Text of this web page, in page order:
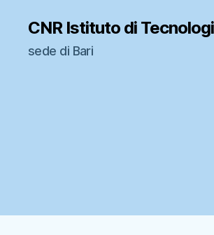
CNR Istituto di
sede di Bari